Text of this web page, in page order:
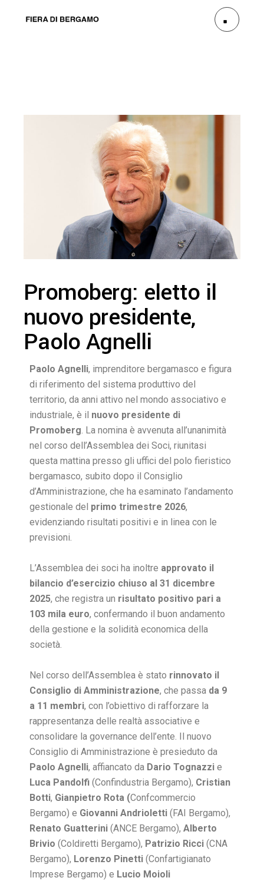
Promoberg: eletto il
nuovo presidente,
Paolo Agnelli
Paolo Agnelli, imprenditore bergamasco e figura
di riferimento del sistema produttivo del
territorio, da anni attivo nel mondo associativo e
industriale, è il nuovo presidente di
Promoberg. La nomina è avvenuta all’unanimità
nel corso dell’Assemblea dei Soci, riunitasi
questa mattina presso gli uffici del polo fieristico
bergamasco, subito dopo il Consiglio
d’Amministrazione, che ha esaminato l’andamento
gestionale del primo trimestre 2026,
evidenziando risultati positivi e in linea con le
previsioni.
L’Assemblea dei soci ha inoltre approvato il
bilancio d’esercizio chiuso al 31 dicembre
2025, che registra un risultato positivo pari a
103 mila euro, confermando il buon andamento
della gestione e la solidità economica della
società.
Nel corso dell’Assemblea è stato rinnovato il
Consiglio di Amministrazione, che passa da 9
a 11 membri, con l’obiettivo di rafforzare la
rappresentanza delle realtà associative e
consolidare la governance dell’ente. Il nuovo
Consiglio di Amministrazione è presieduto da
Paolo Agnelli, affiancato da Dario Tognazzie
Luca Pandolfi(Confindustria Bergamo), Cristian
Botti, Gianpietro Rota (Confcommercio
Bergamo) e Giovanni Andrioletti (FAI Bergamo),
Renato Guatterini (ANCE Bergamo),Alberto
Brivio (Coldiretti Bergamo), Patrizio Ricci (CNA
Bergamo), Lorenzo Pinetti (Confartigianato
Imprese Bergamo) e Lucio Moioli